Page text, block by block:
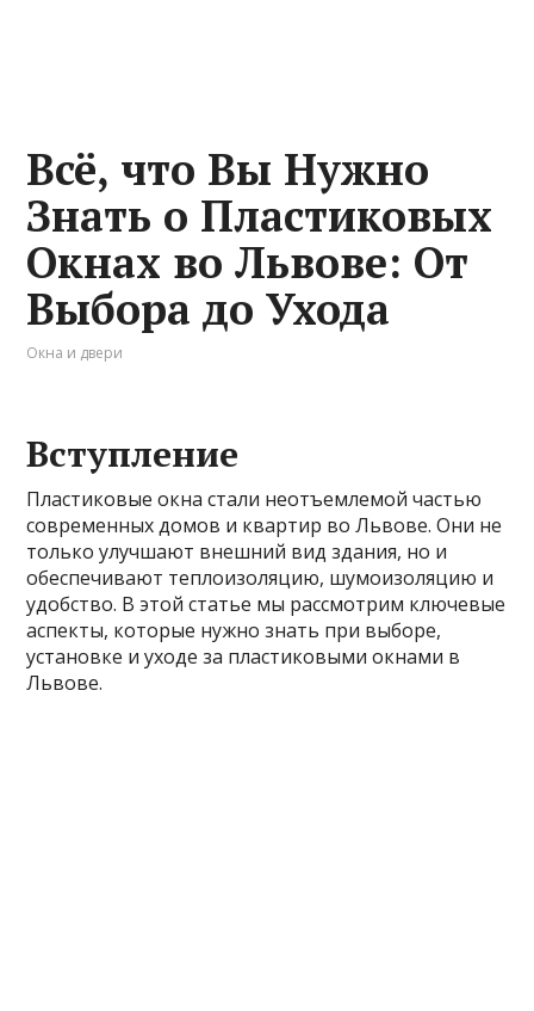
Всё, что Вы Нужно
Знать о Пластиковых
Окнах во Львове: От
Выбора до Ухода
Окна и двери
Вступление
Пластиковые окна стали неотъемлемой частью
современных домов и квартир во Львове. Они не
только улучшают внешний вид здания, но и
обеспечивают теплоизоляцию, шумоизоляцию и
удобство. В этой статье мы рассмотрим ключевые
аспекты, которые нужно знать при выборе,
установке и уходе за пластиковыми окнами в
Львове.